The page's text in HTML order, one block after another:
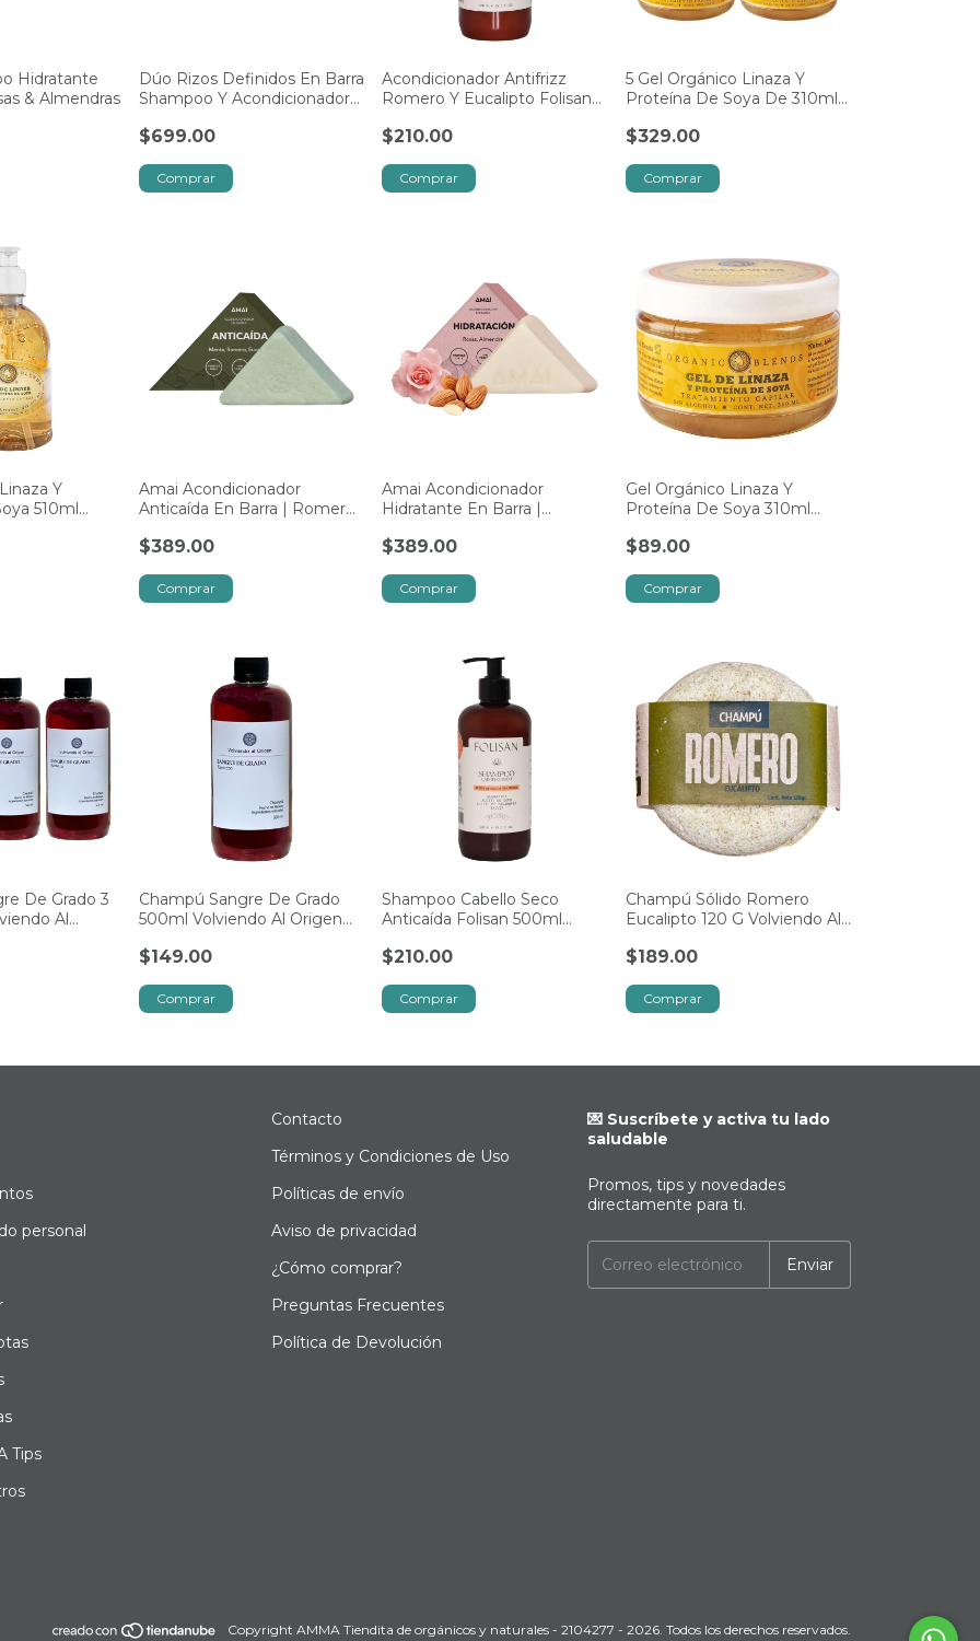
Hidratante
& Almendras
Dúo Rizos Definidos En Barra
Shampoo Y Acondicionador
$699.00
Acondicionador Antifrizz
Romero Y Eucalipto Folisan
$210.00
5 Gel Orgánico Linaza Y
Proteína De Soya De 310ml
$329.00
Y
510ml
Amai Acondicionador
Anticaída En Barra | Romero
$389.00
Amai Acondicionador
Hidratante En Barra |
$389.00
Gel Orgánico Linaza Y
Proteína De Soya 310ml
$89.00
De Grado 3
Al
Champú Sangre De Grado
500ml Volviendo Al Origen
$149.00
Shampoo Cabello Seco
Anticaída Folisan 500ml
$210.00
Champú Sólido Romero
Eucalipto 120 G Volviendo Al
$189.00
personal
Tips
Contacto
Términos y Condiciones de Uso
Políticas de envío
Aviso de privacidad
¿Cómo comprar?
Preguntas Frecuentes
Política de Devolución
💌 Suscríbete y activa tu lado
saludable
Promos, tips y novedades
directamente para ti.
Copyright AMMA Tiendita de orgánicos y naturales - 2104277 - 2026. Todos los derechos reservados.